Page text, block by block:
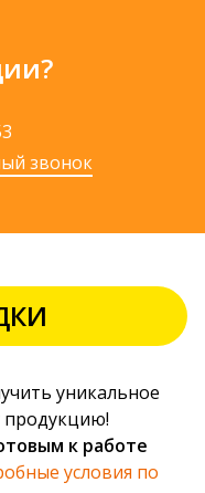
звонок
уникальное
к работе
условия по